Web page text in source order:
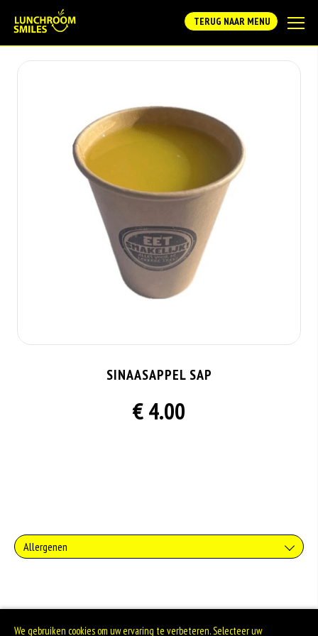
TERUG NAAR MENU
SINAASAPPEL SAP
€ 4.00
Allergenen
We gebruiken cookies om uw ervaring te verbeteren. Selecteer uw